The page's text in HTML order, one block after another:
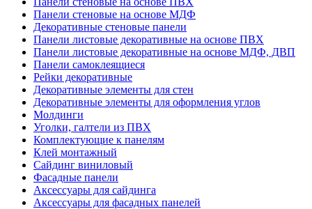
Панели стеновые на основе МДФ
Декоративные стеновые панели
Панели листовые декоративные на основе ПВХ
Панели листовые декоративные на основе МДФ, ДВП
Панели самоклеящиеся
Рейки декоративные
Декоративные элементы для стен
Декоративные элементы для оформления углов
Молдинги
Уголки, галтели из ПВХ
Комплектующие к панелям
Клей монтажный
Сайдинг виниловый
Фасадные панели
Аксессуары для сайдинга
Аксессуары для фасадных панелей